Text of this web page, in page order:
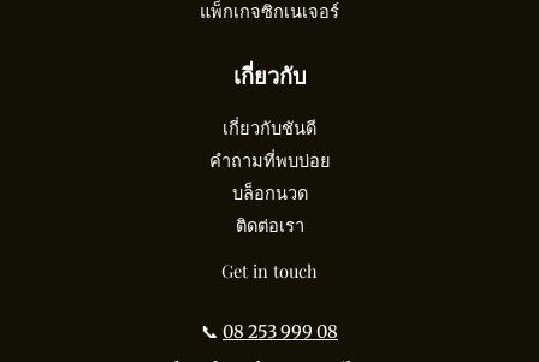
แพ็กเกจซิกเนเจอร์
เกี่ยวกับ
เกี่ยวกับชันดี
คำถามที่พบบ่อย
บล็อกนวด
ติดต่อเรา
Get in touch
📞 08 253 999 08